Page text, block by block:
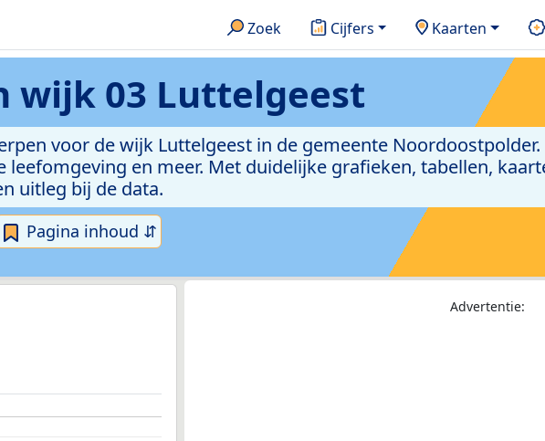
Zoek Cijfers Kaarten
wijk 03 Luttelgeest
voor de wijk Luttelgeest in de gemeente Noordoostpolder.
en meer. Met duidelijke grafieken, tabellen,
uitleg bij de data.
Pagina inhoud ⇵
Advertentie: